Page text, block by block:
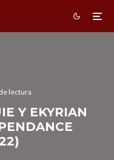
lectura
Y EKYRIAN